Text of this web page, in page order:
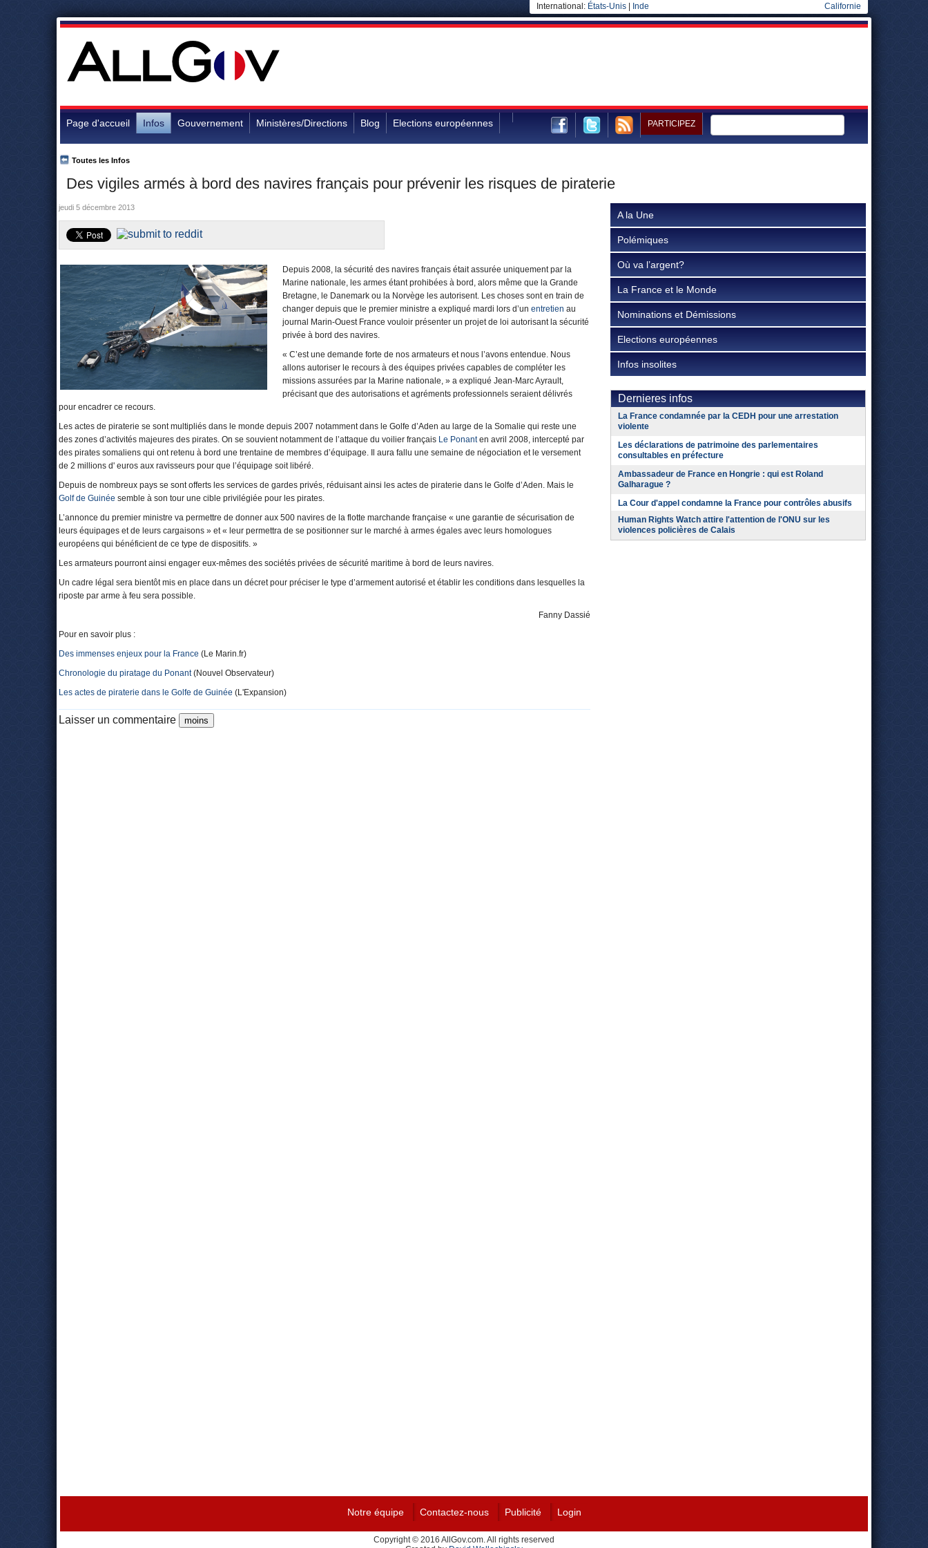
International: États-Unis Inde Californie
Page d'accueil Infos Gouvernement Ministères/Directions Blog Elections européennes PARTICIPEZ
Des vigiles armés à bord des navires français pour prévenir les risques de piraterie
Toutes les Infos
jeudi 5 décembre 2013
Depuis 2008, la sécurité des navires français était assurée uniquement par la
Marine nationale, les armes étant prohibées à bord, alors même que la Grande
Bretagne, le Danemark ou la Norvège les autorisent. Les choses sont en train de
changer depuis que le premier ministre a expliqué mardi lors d’un entretien au
journal Marin-Ouest France vouloir présenter un projet de loi autorisant la sécurité
privée à bord des navires.
« C’est une demande forte de nos armateurs et nous l’avons entendue. Nous
allons autoriser le recours à des équipes privées capables de compléter les
missions assurées par la Marine nationale, » a expliqué Jean-Marc Ayrault,
précisant que des autorisations et agréments professionnels seraient délivrés
pour encadrer ce recours.
Les actes de piraterie se sont multipliés dans le monde depuis 2007 notamment dans le Golfe d’Aden au large de la Somalie qui reste une
des zones d’activités majeures des pirates. On se souvient notamment de l’attaque du voilier français Le Ponanten avril 2008, intercepté par
des pirates somaliens qui ont retenu à bord une trentaine de membres d’équipage. Il aura fallu une semaine de négociation et le versement
de 2 millions d' euros aux ravisseurs pour que l’équipage soit libéré.
Depuis de nombreux pays se sont offerts les services de gardes privés, réduisant ainsi les actes de piraterie dans le Golfe d’Aden. Mais le
Golf de Guinée semble à son tour une cible privilégiée pour les pirates.
L’annonce du premier ministre va permettre de donner aux 500 navires de la flotte marchande française « une garantie de sécurisation de
leurs équipages et de leurs cargaisons » et « leur permettra de se positionner sur le marché à armes égales avec leurs homologues
européens qui bénéficient de ce type de dispositifs. »
Les armateurs pourront ainsi engager eux-mêmes des sociétés privées de sécurité maritime à bord de leurs navires.
Un cadre légal sera bientôt mis en place dans un décret pour préciser le type d’armement autorisé et établir les conditions dans lesquelles la
riposte par arme à feu sera possible.
Fanny Dassié
Pour en savoir plus :
Des immenses enjeux pour la France (Le Marin.fr)
Chronologie du piratage du Ponant(Nouvel Observateur)
Les actes de piraterie dans le Golfe de Guinée (L'Expansion)
Laisser un commentaire
A la Une
Polémiques
Où va l’argent?
La France et le Monde
Nominations et Démissions
Elections européennes
Infos insolites
Dernieres infos
La France condamnée par la CEDH pour une arrestation
violente
Les déclarations de patrimoine des parlementaires
consultables en préfecture
Ambassadeur de France en Hongrie : qui est Roland
Galharague ?
La Cour d'appel condamne la France pour contrôles abusifs
Human Rights Watch attire l'attention de l'ONU sur les
violences policières de Calais
Notre équipe Contactez-nous Publicité Login
Copyright © 2016 AllGov.com. All rights reserved